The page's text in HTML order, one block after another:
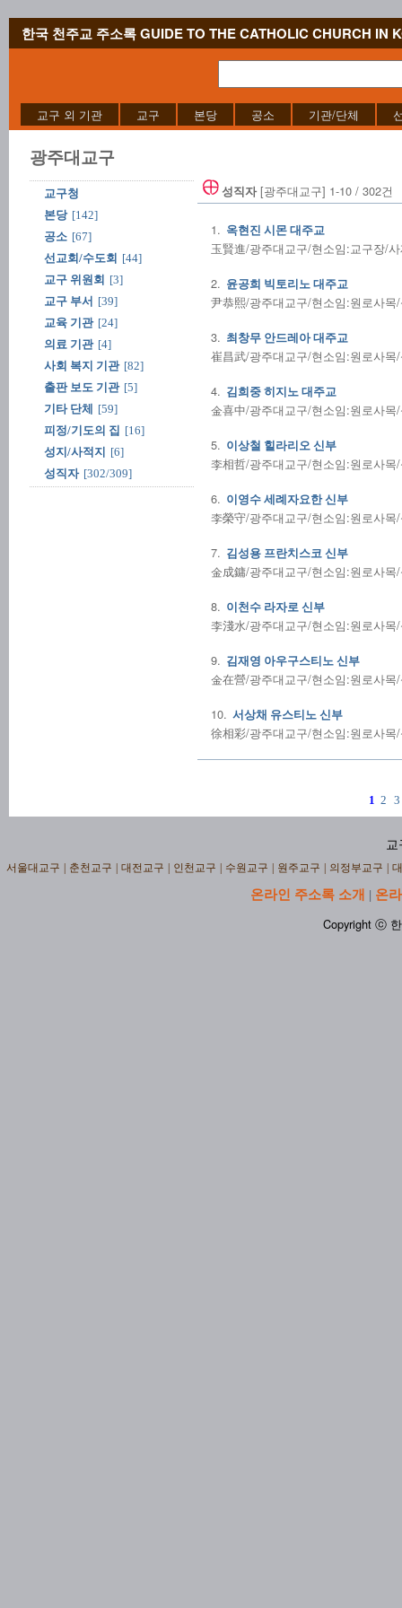
한국 천주교 주소록 GUIDE TO THE CATHOLIC CHURCH IN
교구 외 기관 교구 본당 공소 기관/단체
광주대교구
교구청
본당 [142]
공소 [67]
선교회/수도회 [44]
교구 위원회 [3]
교구 부서 [39]
교육 기관 [24]
의료 기관 [4]
사회 복지 기관 [82]
출판 보도 기관 [5]
기타 단체
[59]
피정/기도의 집 [16]
성지/사적지
[6]
성직자 [302/309]
성직자[광주대교구] 1-10 / 302건
1. 옥현진 시몬 대주교
玉賢進/광주대교구/현소임:교구장/
2. 윤공희 빅토리노 대주교
尹恭熙/광주대교구/현소임:원로사
3. 최창무 안드레아 대주교
崔昌武/광주대교구/현소임:원로사
4. 김희중 히지노 대주교
金喜中/광주대교구/현소임:원로사
5. 이상철 힐라리오 신부
李相哲/광주대교구/현소임:원로사
6. 이영수 세례자요한 신부
李榮守/광주대교구/현소임:원로사
7. 김성용 프란치스코 신부
金成鏞/광주대교구/현소임:원로사
8. 이천수 라자로 신부
李淺水/광주대교구/현소임:원로사
9. 김재영 아우구스티노 신부
金在營/광주대교구/현소임:원로사
10. 서상채 유스티노 신부
徐相彩/광주대교구/현소임:원로사
1 2 3
교
서울대교구 춘천교구 대전교구 인천교구 수원교구 원주교구 의정부교구
온라인 주소록 소개 | 온
Copyright ⓒ